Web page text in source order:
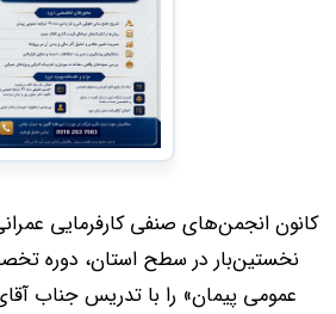
کانون انجمن‌های صنفی کارفرمایی
عمومی پیمان» را با تدریس جناب آقای